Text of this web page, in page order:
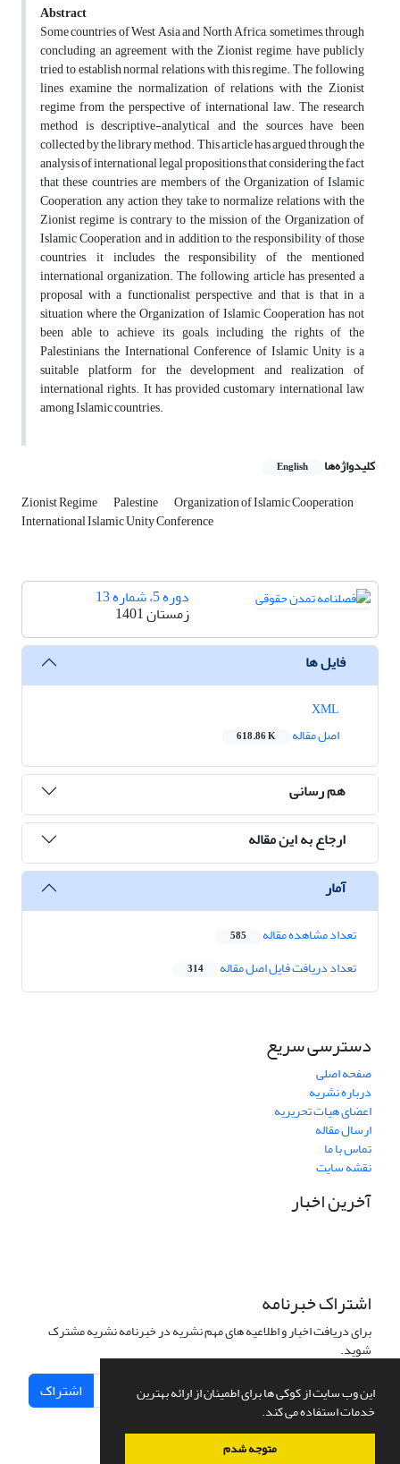
این وب سایت از کوکی ها برای اطمینان از ارائه بهترین
خدمات استفاده می کند.
متوجه شدم
Abstract
Some countries of West Asia and North Africa, sometimes, through
concluding an agreement with the Zionist regime, have publicly
tried to establish normal relations with this regime. The following
lines examine the normalization of relations with the Zionist
regime from the perspective of international law. The research
method is descriptive-analytical and the sources have been
collected by the library method. This article has argued through the
analysis of international legal propositions that considering the fact
that these countries are members of the Organization of Islamic
Cooperation, any action they take to normalize relations with the
Zionist regime is contrary to the mission of the Organization of
Islamic Cooperation and in addition to the responsibility of those
countries, it includes the responsibility of the mentioned
international organization. The following article has presented a
proposal with a functionalist perspective, and that is that in a
situation where the Organization of Islamic Cooperation has not
been able to achieve its goals, including the rights of the
Palestinians, the International Conference of Islamic Unity is a
suitable platform for the development and realization of
international rights. It has provided customary international law
among Islamic countries.
کلیدواژه‌ها English
Zionist Regime Palestine Organization of Islamic Cooperation
International Islamic Unity Conference
دوره 5، شماره 13
زمستان 1401
فایل ها
اصل مقاله
618.86 K
هم رسانی
ارجاع به این مقاله
آمار
تعداد مشاهده مقاله 585
تعداد دریافت فایل اصل مقاله 314
دسترسی سریع
صفحه اصلی
درباره نشریه
اعضای هیات تحریریه
ارسال مقاله
تماس با ما
نقشه سایت
آخرین اخبار
اشتراک خبرنامه
برای دریافت اخبار و اطلاعیه های مهم نشریه در خبرنامه نشریه مشترک
شوید.
اشتراک